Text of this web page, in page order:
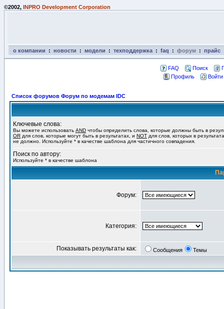
©2002, INPRO Development Corporation
о компании : новости : модели : техподдержка : faq : форум : прайс
FAQ Поиск
Профиль
Список форумов Форум по модемам IDC
Ключевые слова:
Вы можете использовать AND чтобы определить слова, которые должны быть в
OR для слов, которые могут быть в результатах, и NOT для слов, которых в
не должно. Используйте * в качестве шаблона для частичного совпадения.
Поиск по автору:
Используйте * в качестве шаблона
Форум:
Категория:
Показывать результаты как: Сообщения Темы